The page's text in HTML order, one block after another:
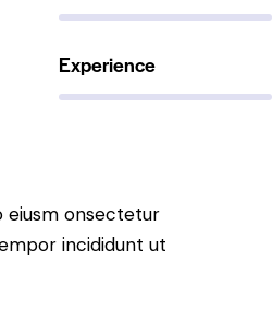
Experience
eiusm onsectetur
incididunt ut